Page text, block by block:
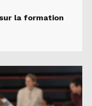
la formation